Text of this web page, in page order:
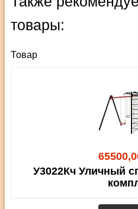
товары:
Товар
У3022Кч Уличный